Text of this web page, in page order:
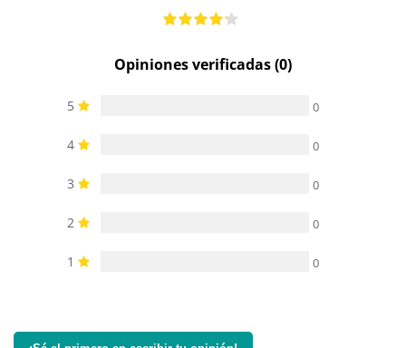
Opiniones verificadas (0)
5 0
4 0
3 0
2 0
1 0